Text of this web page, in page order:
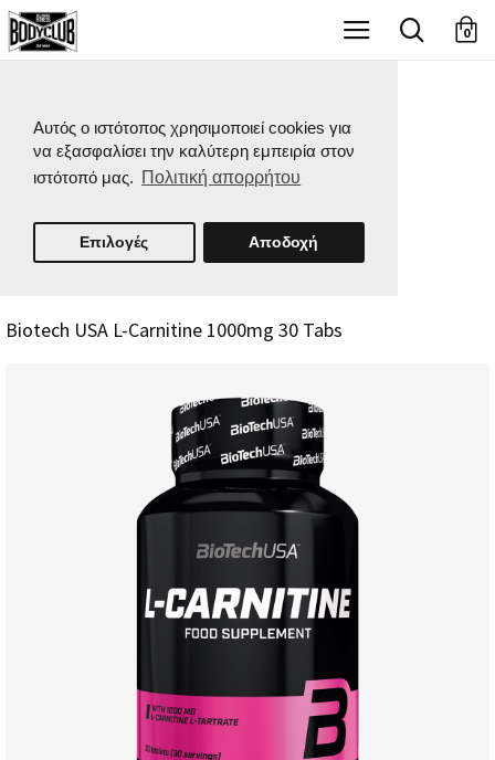
Αυτός ο ιστότοπος χρησιμοποιεί cookies για
να εξασφαλίσει την καλύτερη εμπειρία στον
ιστότοπό μας. Πολιτική απορρήτου
X
Επιλογές Αποδοχή
0
Biotech USA L-Carnitine 1000mg 30 Tabs